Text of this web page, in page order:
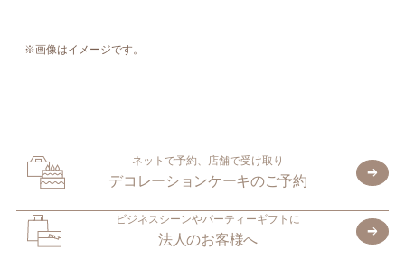
※画像はイメージです。
ネットで予約、店舗で受け取り
デコレーションケーキのご予約
ビジネスシーンやパーティーギフトに
法人のお客様へ